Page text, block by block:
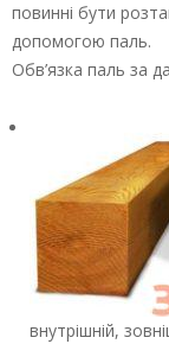
повинні бути
допомогою паль.
Обв’язка паль за
внутрішній,